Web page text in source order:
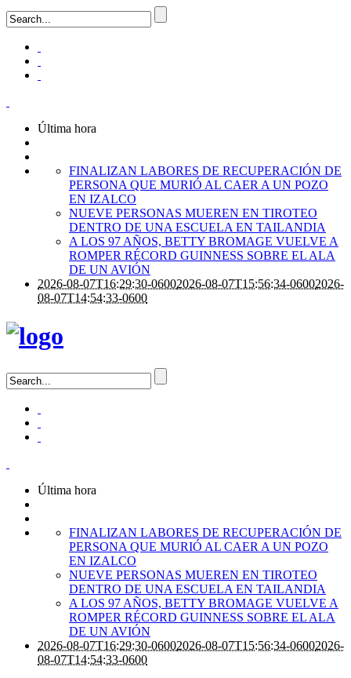
Última hora
FINALIZAN LABORES DE RECUPERACIÓN DE
PERSONA QUE MURIÓ AL CAER A UN POZO
EN IZALCO
NUEVE PERSONAS MUEREN EN TIROTEO
DENTRO DE UNA ESCUELA EN TAILANDIA
A LOS 97 AÑOS, BETTY BROMAGE VUELVE A
ROMPER RÉCORD GUINNESS SOBRE EL ALA
DE UN AVIÓN
2026-08-07T16:29:30-06002026-08-07T15:56:34-06002026-
08-07T14:54:33-0600
Última hora
FINALIZAN LABORES DE RECUPERACIÓN DE
PERSONA QUE MURIÓ AL CAER A UN POZO
EN IZALCO
NUEVE PERSONAS MUEREN EN TIROTEO
DENTRO DE UNA ESCUELA EN TAILANDIA
A LOS 97 AÑOS, BETTY BROMAGE VUELVE A
ROMPER RÉCORD GUINNESS SOBRE EL ALA
DE UN AVIÓN
2026-08-07T16:29:30-06002026-08-07T15:56:34-06002026-
08-07T14:54:33-0600